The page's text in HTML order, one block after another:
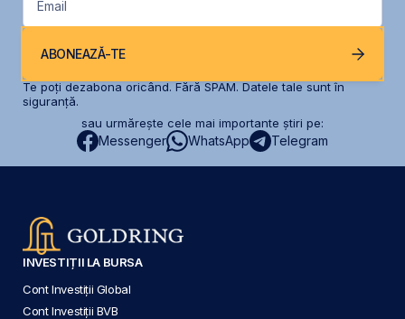
Email
ABONEAZĂ-TE
Te poți dezabona oricând. Fără SPAM. Datele tale sunt în
siguranță.
sau urmărește cele mai importante știri pe:
Messenger WhatsApp Telegram
INVESTIȚII LA BURSA
Cont Investiții Global
Cont Investiții BVB